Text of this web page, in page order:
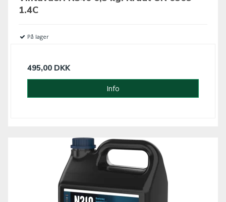
1.4C
På lager
495,00 DKK
Info